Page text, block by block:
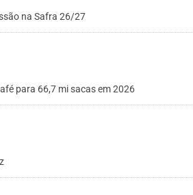
na Safra 26/27
para 66,7 mi sacas em 2026